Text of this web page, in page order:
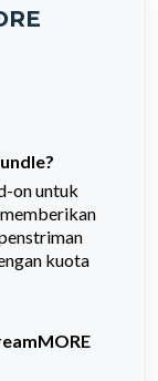
on untuk
kuota